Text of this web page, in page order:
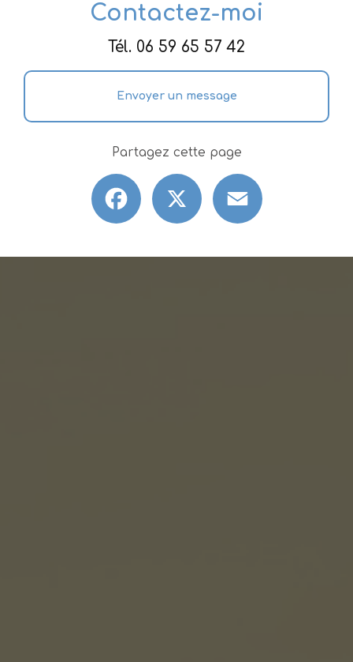
Contactez-moi
Tél. 06 59 65 57 42
Envoyer un message
Partagez cette page
Facebook